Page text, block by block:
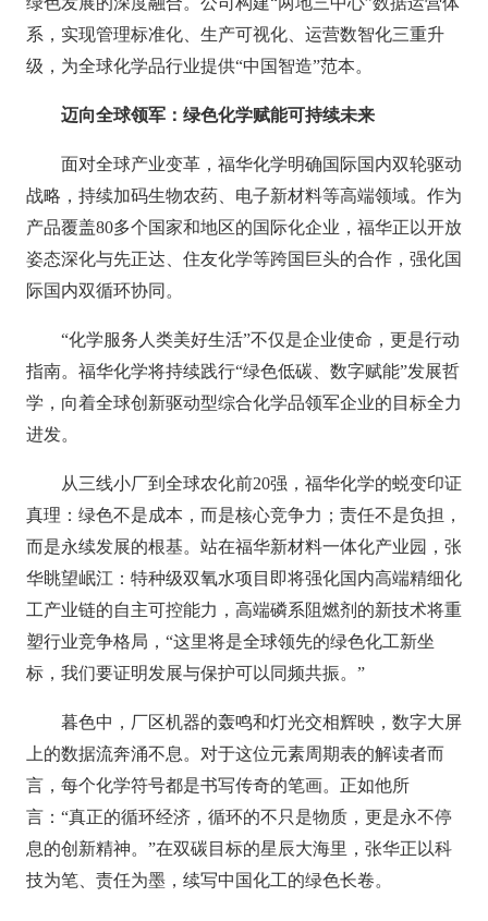
系，实现管理标准化、生产可视化、运营数智化三重升
级，为全球化学品行业提供“中国智造”范本。
迈向全球领军：绿色化学赋能可持续未来
面对全球产业变革，福华化学明确国际国内双轮驱动
战略，持续加码生物农药、电子新材料等高端领域。作为
产品覆盖80多个国家和地区的国际化企业，福华正以开放
姿态深化与先正达、住友化学等跨国巨头的合作，强化国
际国内双循环协同。
“化学服务人类美好生活”不仅是企业使命，更是行动
指南。福华化学将持续践行“绿色低碳、数字赋能”发展哲
学，向着全球创新驱动型综合化学品领军企业的目标全力
进发。
从三线小厂到全球农化前20强，福华化学的蜕变印证
真理：绿色不是成本，而是核心竞争力；责任不是负担，
而是永续发展的根基。站在福华新材料一体化产业园，张
华眺望岷江：特种级双氧水项目即将强化国内高端精细化
工产业链的自主可控能力，高端磷系阻燃剂的新技术将重
塑行业竞争格局，“这里将是全球领先的绿色化工新坐
标，我们要证明发展与保护可以同频共振。”
暮色中，厂区机器的轰鸣和灯光交相辉映，数字大屏
上的数据流奔涌不息。对于这位元素周期表的解读者而
言，每个化学符号都是书写传奇的笔画。正如他所
言：“真正的循环经济，循环的不只是物质，更是永不停
息的创新精神。”在双碳目标的星辰大海里，张华正以科
技为笔、责任为墨，续写中国化工的绿色长卷。